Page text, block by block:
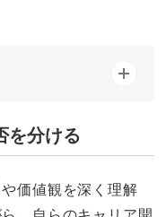
を分ける
価値観を深く理解